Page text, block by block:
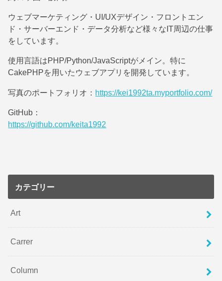
ウェブマーケティング・UI/UXデザイン・フロントエン
ド・サーバーエンド・データ分析など様々なIT周辺の仕事
をしています。
使用言語はPHP/Python/JavaScriptがメイン。特に
CakePHPを用いたウェブアプリを開発しています。
写真のポートフォリオ： https://kei1992ta.myportfolio.com/
GitHub：
https://github.com/keita1992
カテゴリー
Art
Carrer
Column